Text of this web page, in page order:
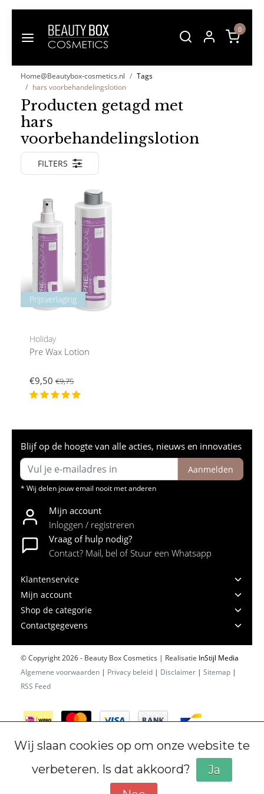
0
Home@Beautybox-cosmetics.nl
Tags
hars voorbehandelingslotion
Producten getagd met
hars
voorbehandelingslotion
FILTERS
Prijsverlaging
Holiday
Pre Wax Lotion
€9,50 €9,75
Blijf op de hoogte van alle acties, nieuws en innovaties
Aanmelden
* Wij delen jouw email nooit met anderen
Mijn account
Inloggen / registreren
Vraag of hulp nodig?
Contact? Mail, bel of Stuur een Whatsapp
Klantenservice
Mijn account
Shop de categorie
Contactgegevens
© Copyright 2026 - Beauty Box Cosmetics | Realisatie InStijl Media
Algemene voorwaarden | Privacy beleid | Disclaimer | Sitemap |
RSS Feed
Wij slaan cookies op om onze website te
verbeteren. Is dat akkoord?
Ja